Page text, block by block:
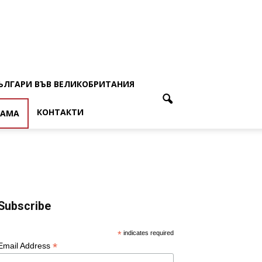
ВЪВ ВЕЛИКОБРИТАНИЯ
КОНТАКТИ
* indicates required
Address *